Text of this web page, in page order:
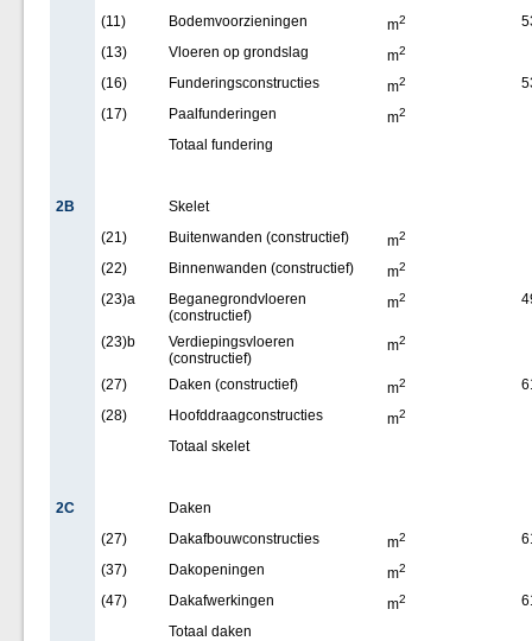
(11)
Bodemvoorzieningen m2
(13)
Vloeren op grondslag m2
(16) Funderingsconstructies m2
(17)
Paalfunderingen m2
Totaal fundering
2B
Skelet
(21)
Buitenwanden (constructief) m2
(22) Binnenwanden (constructief) m2
(23)a
Beganegrondvloeren
(constructief)
m2
(23)b
Verdiepingsvloeren
(constructief)
m2
(27) Daken (constructief) m2
(28)
Hoofddraagconstructies m2
Totaal skelet
2C
Daken
(27)
Dakafbouwconstructies m2
(37)
Dakopeningen m2
(47) Dakafwerkingen m2
Totaal daken